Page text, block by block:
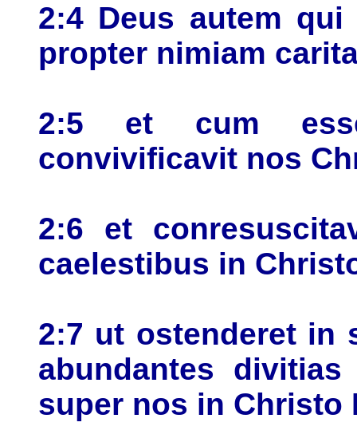
2:4 Deus autem
propter nimiam
2:5 et cum
convivificavit nos
2:6 et
caelestibus in
2:7 ut ostenderet in
abundantes
super nos in Christo